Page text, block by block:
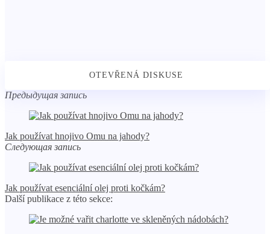
Предыдущая запись
Jak používat hnojivo Omu na jahody?
Следующая запись
Jak používat esenciální olej proti kočkám?
Další publikace z této sekce: